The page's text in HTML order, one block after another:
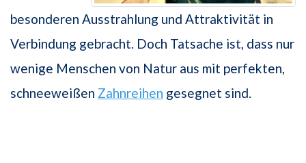
besonderen Ausstrahlung und Attraktivität in
Verbindung gebracht. Doch Tatsache ist, dass nur
wenige Menschen von Natur aus mit perfekten,
schneeweißen Zahnreihen gesegnet sind.